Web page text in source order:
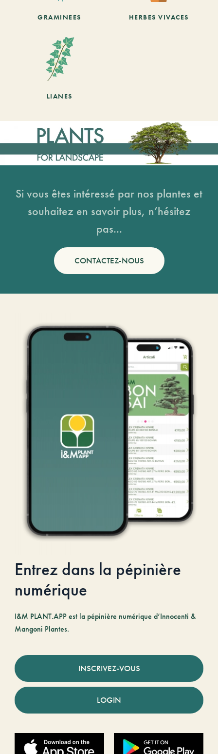
GRAMINEES HERBES VIVACES
LIANES
Si vous êtes intéressé par nos plantes et
souhaitez en savoir plus, n’hésitez
pas...
CONTACTEZ-NOUS
Entrez dans la pépinière
numérique
I&M PLANT.APP est la pépinière numérique d’Innocenti &
Mangoni Plantes.
INSCRIVEZ-VOUS
LOGIN